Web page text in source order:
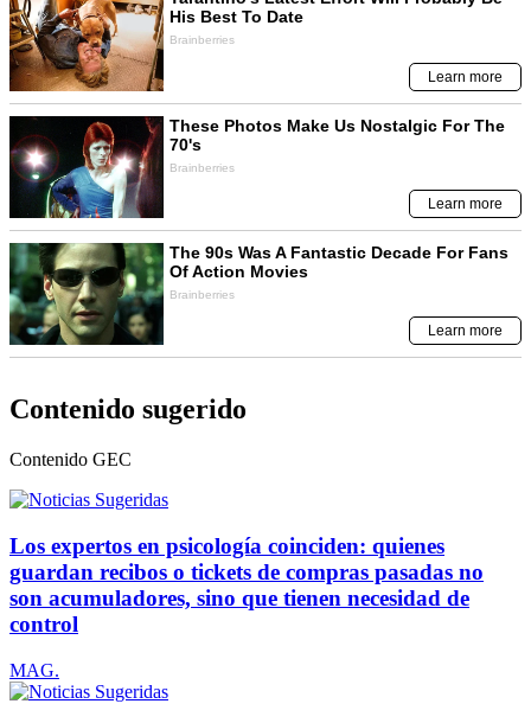
Contenido sugerido
Contenido GEC
Los expertos en psicología coinciden: quienes
guardan recibos o tickets de compras pasadas no
son acumuladores, sino que tienen necesidad de
control
MAG.